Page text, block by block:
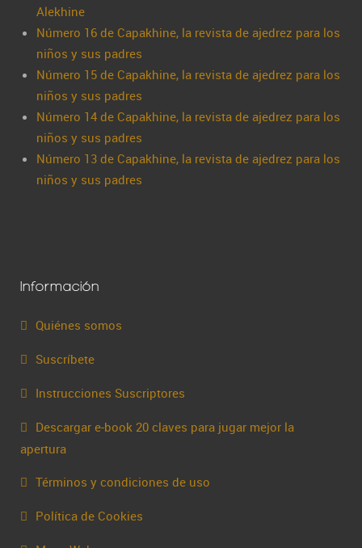
Alekhine
Número 16 de Capakhine, la revista de ajedrez para los
niños y sus padres
Número 15 de Capakhine, la revista de ajedrez para los
niños y sus padres
Número 14 de Capakhine, la revista de ajedrez para los
niños y sus padres
Número 13 de Capakhine, la revista de ajedrez para los
niños y sus padres
Información
Quiénes somos
Suscríbete
Instrucciones Suscriptores
Descargar e-book 20 claves para jugar mejor la
apertura
Términos y condiciones de uso
Política de Cookies